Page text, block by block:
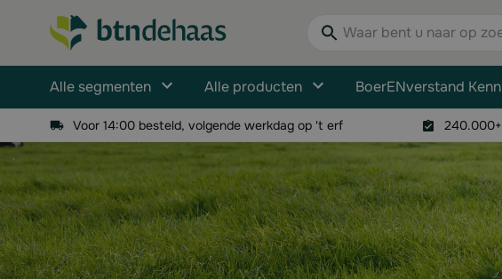
Waar bent u naar op zoek?
Alle segmenten Alle producten BoerENverstand
Voor 14:00 besteld, volgende werkdag op 't erf